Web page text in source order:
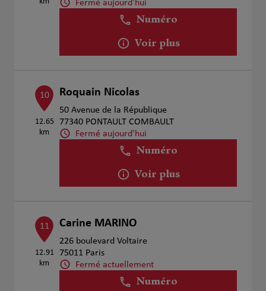
Fermé aujourd'hui
Numéro
Voir plus
10
12.65
km
Roquain Nicolas
50 Avenue de la République
77340 PONTAULT COMBAULT
Fermé aujourd'hui
Numéro
Voir plus
11
12.91
km
Carine MARINO
226 boulevard Voltaire
75011 Paris
Fermé actuellement
Numéro